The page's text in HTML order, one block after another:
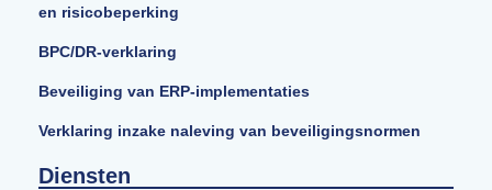
en risicobeperking
BPC/DR-verklaring
Beveiliging van ERP-implementaties
Verklaring inzake naleving van beveiligingsnormen
Diensten